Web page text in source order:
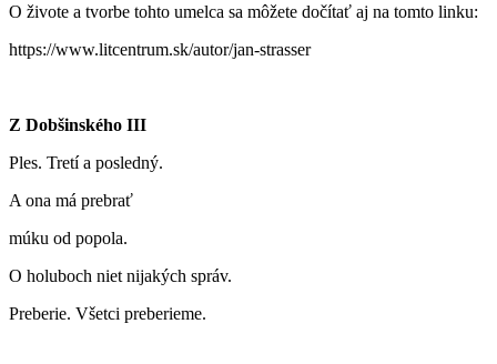
O živote a tvorbe tohto umelca sa môžete dočítať aj na tomto linku:
https://www.litcentrum.sk/autor/jan-strasser
Z Dobšinského III
Ples. Tretí a posledný.
A ona má prebrať
múku od popola.
O holuboch niet nijakých správ.
Preberie. Všetci preberieme.